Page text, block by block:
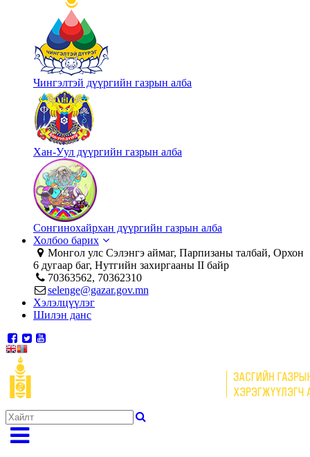
Чингэлтэй дүүргийн газрын алба
Хан-Уул дүүргийн газрын алба
Сонгинохайрхан дүүргийн газрын алба
Холбоо барих
Монгол улс Сэлэнгэ аймаг, Парпизаны талбай, Орхон
6 дугаар баг, Нутгийн захиргааны II байр
70363562, 70362310
selenge@gazar.gov.mn
Хэлэлцүүлэг
Шилэн данс